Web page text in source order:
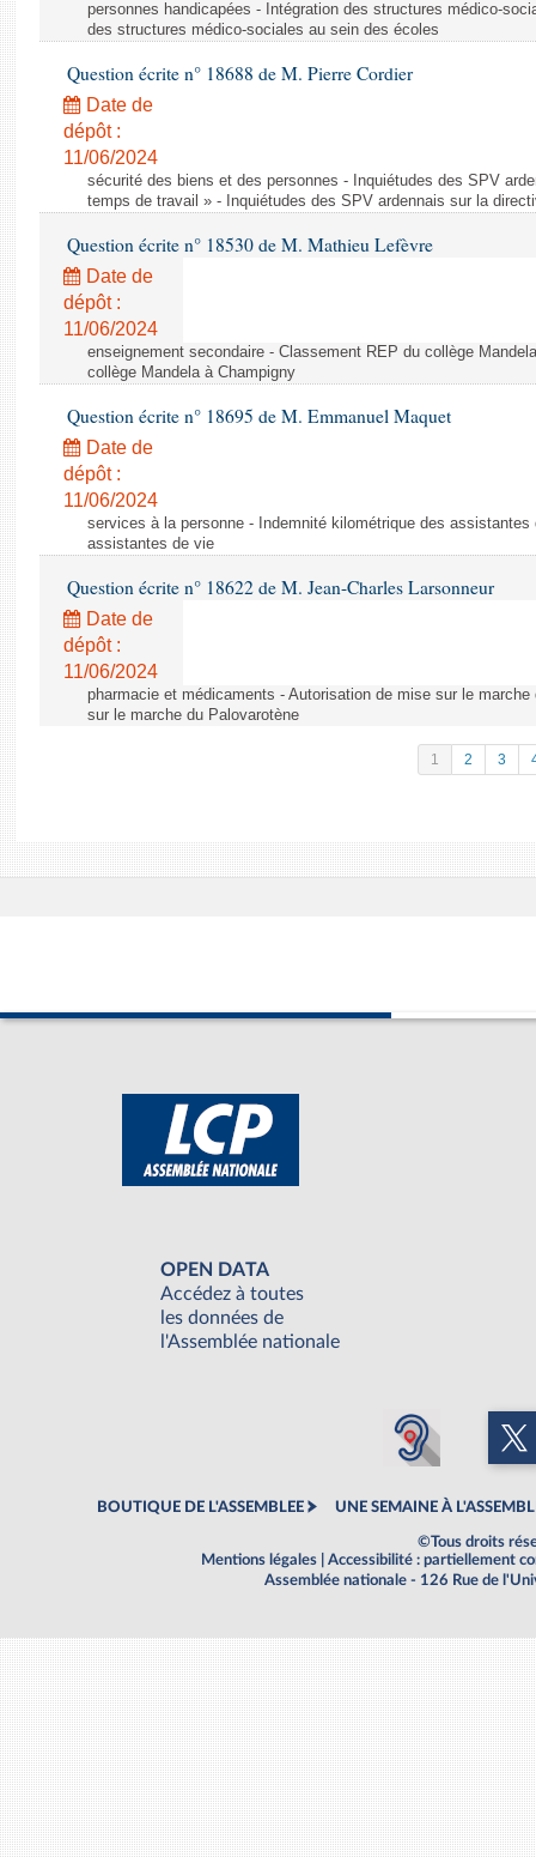
personnes handicapées - Intégration des structures médico-
des structures médico-sociales au sein des écoles
Question écrite n° 18688 de M. Pierre Cordier
Date de
dépôt :
11/06/2024
sécurité des biens et des personnes - Inquiétudes des SPV
temps de travail » - Inquiétudes des SPV ardennais sur la
Question écrite n° 18530 de M. Mathieu Lefèvre
Date de
dépôt :
11/06/2024
enseignement secondaire - Classement REP du collège
collège Mandela à Champigny
Question écrite n° 18695 de M. Emmanuel Maquet
Date de
dépôt :
11/06/2024
services à la personne - Indemnité kilométrique des
assistantes de vie
Question écrite n° 18622 de M. Jean-Charles Larsonneur
Date de
dépôt :
11/06/2024
pharmacie et médicaments - Autorisation de mise sur le
sur le marche du Palovarotène
1 2 3
OPEN DATA
Accédez à toutes
les données de
l'Assemblée nationale
BOUTIQUE DE L'ASSEMBLEE UNE SEMAINE À
©Tous droits
Mentions légales
Accessibilité : partiellement
Assemblée nationale - 126 Rue de